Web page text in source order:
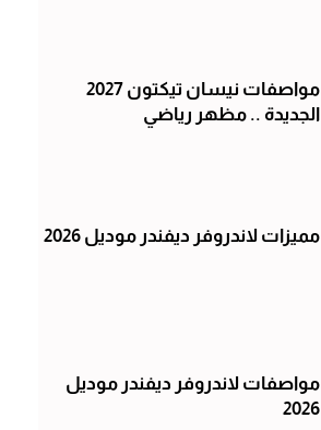
مواصفات نيسان تيكتون 2027
الجديدة .. مظهر رياضي
مميزات لاندروفر ديفندر موديل 2026
مواصفات لاندروفر ديفندر موديل
2026